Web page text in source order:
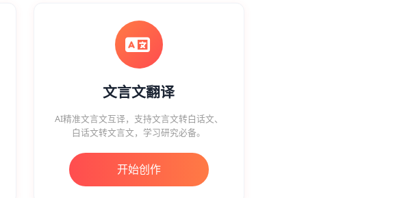
文言文翻译
AI精准文言文互译，支持文言文转白话文、
白话文转文言文，学习研究必备。
开始创作